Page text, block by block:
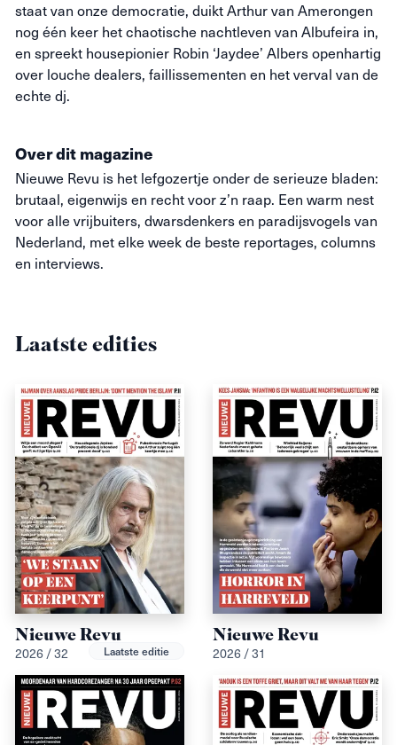
staat van onze democratie, duikt Arthur van Amerongen
nog één keer het chaotische nachtleven van Albufeira in,
en spreekt housepionier Robin ‘Jaydee’ Albers openhartig
over louche dealers, faillissementen en het verval van de
echte dj.
Over dit magazine
Nieuwe Revu is het lefgozertje onder de serieuze bladen:
brutaal, eigenwijs en recht voor z’n raap. Een warm nest
voor alle vrijbuiters, dwarsdenkers en paradijsvogels van
Nederland, met elke week de beste reportages, columns
en interviews.
Laatste edities
Nieuwe Revu
2026 / 32 Laatste editie
Nieuwe Revu
2026 / 31